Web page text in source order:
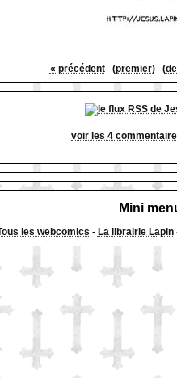
« précédent (premier)
voir les 4
Mini
les webcomics - La librairie Lapin